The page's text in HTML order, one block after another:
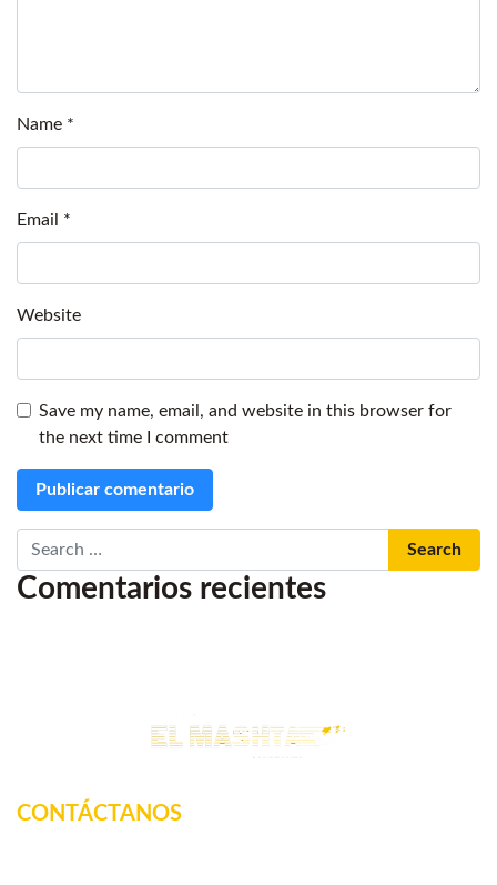
Name *
Email *
Website
Save my name, email, and website in this browser for
the next time I comment
Search
Comentarios recientes
CONTÁCTANOS